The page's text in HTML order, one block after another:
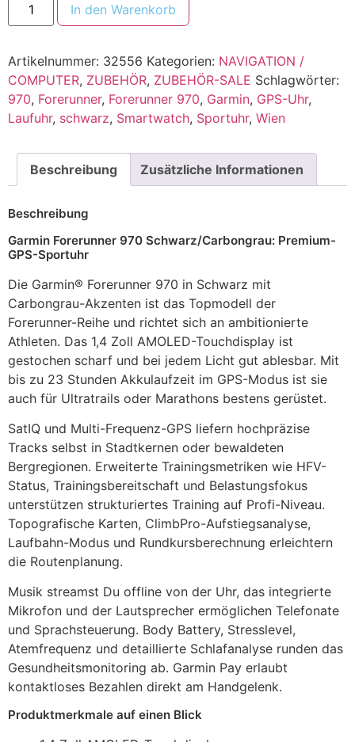
In den Warenkorb
Artikelnummer: 32556 Kategorien: NAVIGATION /
COMPUTER, ZUBEHÖR, ZUBEHÖR-SALE Schlagwörter:
970, Forerunner, Forerunner 970, Garmin, GPS-Uhr,
Laufuhr, schwarz, Smartwatch, Sportuhr, Wien
Beschreibung Zusätzliche Informationen
Beschreibung
Garmin Forerunner 970 Schwarz/Carbongrau: Premium-
GPS-Sportuhr
Die Garmin® Forerunner 970 in Schwarz mit
Carbongrau-Akzenten ist das Topmodell der
Forerunner-Reihe und richtet sich an ambitionierte
Athleten. Das 1,4 Zoll AMOLED-Touchdisplay ist
gestochen scharf und bei jedem Licht gut ablesbar. Mit
bis zu 23 Stunden Akkulaufzeit im GPS-Modus ist sie
auch für Ultratrails oder Marathons bestens gerüstet.
SatIQ und Multi-Frequenz-GPS liefern hochpräzise
Tracks selbst in Stadtkernen oder bewaldeten
Bergregionen. Erweiterte Trainingsmetriken wie HFV-
Status, Trainingsbereitschaft und Belastungsfokus
unterstützen strukturiertes Training auf Profi-Niveau.
Topografische Karten, ClimbPro-Aufstiegsanalyse,
Laufbahn-Modus und Rundkursberechnung erleichtern
die Routenplanung.
Musik streamst Du offline von der Uhr, das integrierte
Mikrofon und der Lautsprecher ermöglichen Telefonate
und Sprachsteuerung. Body Battery, Stresslevel,
Atemfrequenz und detaillierte Schlafanalyse runden das
Gesundheitsmonitoring ab. Garmin Pay erlaubt
kontaktloses Bezahlen direkt am Handgelenk.
Produktmerkmale auf einen Blick